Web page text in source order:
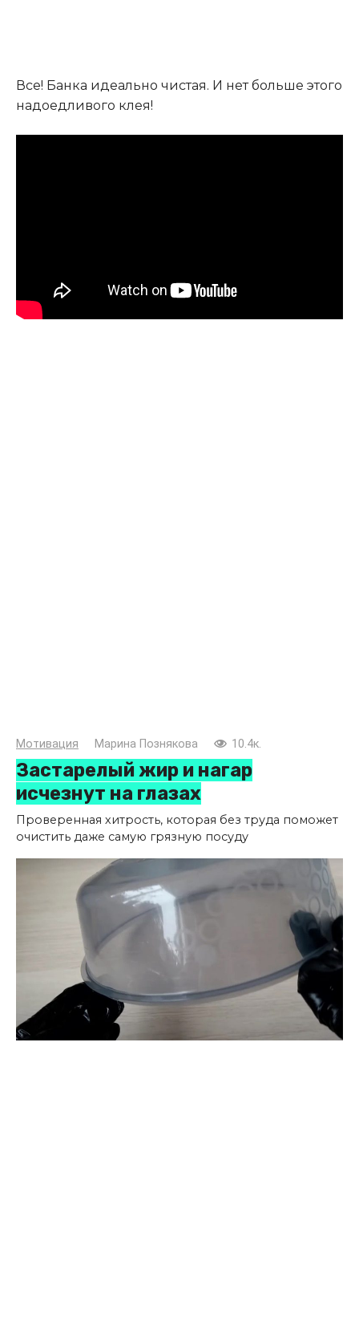
Все! Банка идеально чистая. И нет больше этого
надоедливого клея!
Мотивация Марина Познякова 10.4к.
Застарелый жир и нагар
исчезнут на глазах
Проверенная хитрость, которая без труда поможет
очистить даже самую грязную посуду